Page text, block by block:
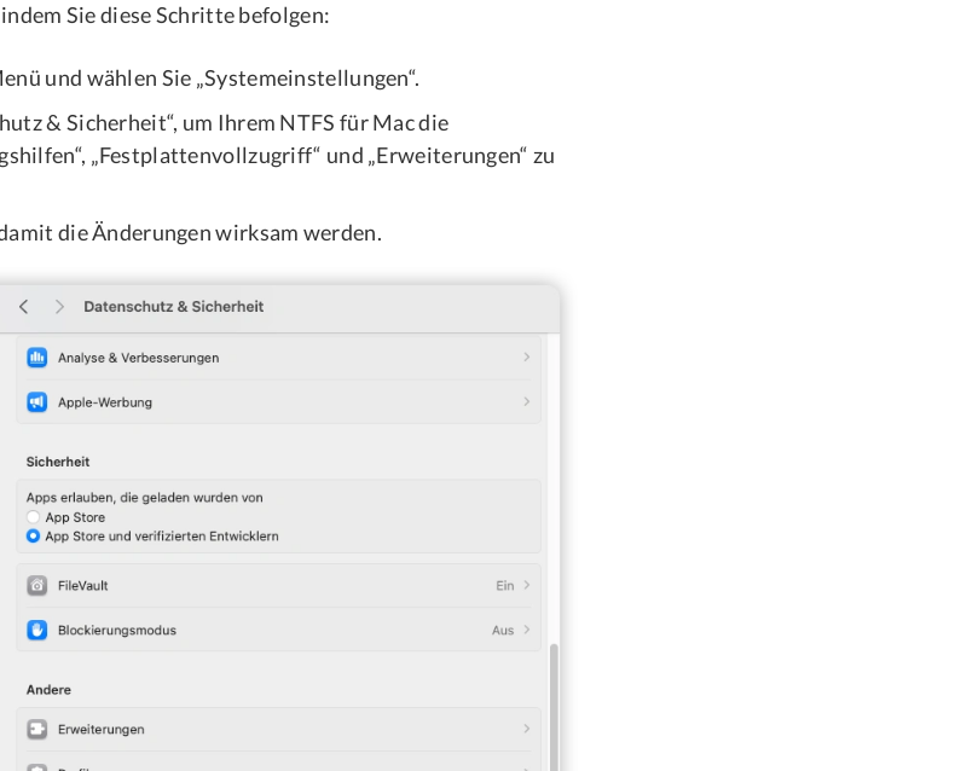
Sie diese Schritte befolgen:
und wählen Sie „Systemeinstellungen“.
& Sicherheit“, um Ihrem NTFS für Mac die
„Festplattenvollzugriff“ und „Erweiterungen“ zu
die Änderungen wirksam werden.